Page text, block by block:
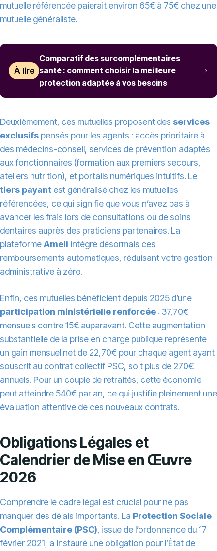
mutuelle référencée paierait environ 65€ à 75€ chez une
mutuelle généraliste.
À lire
Comparatif des surcomplémentaires
santé : comment choisir la meilleure
protection adaptée à vos besoins
Deuxièmement, ces mutuelles proposent des services
exclusifs pensés pour les agents : accès prioritaire à
des médecins-conseil, services de prévention adaptés
aux fonctionnaires (formation aux premiers secours,
ateliers nutrition), et portails numériques intuitifs. Le
tiers payant est généralisé chez les mutuelles
référencées, ce qui signifie que vous n’avez pas à
avancer les frais lors de consultations ou de soins
dentaires auprès des praticiens partenaires. La
plateformeAmeli intègre désormais ces
remboursements automatiques, réduisant votre gestion
administrative à zéro.
Enfin, ces mutuelles bénéficient depuis 2025 d’une
participation ministérielle renforcée : 37,70€
mensuels contre 15€ auparavant. Cette augmentation
substantielle de la prise en charge publique représente
un gain mensuel net de 22,70€ pour chaque agent ayant
souscrit au contrat collectif PSC, soit plus de 270€
annuels. Pour un couple de retraités, cette économie
peut atteindre 540€ par an, ce qui justifie pleinement une
évaluation attentive de ces nouveaux contrats.
Obligations Légales et
Calendrier de Mise en Œuvre
2026
Comprendre le cadre légal est crucial pour ne pas
manquer des délais importants. La Protection Sociale
Complémentaire (PSC), issue de l’ordonnance du 17
février 2021, a instauré une obligation pour l’État de